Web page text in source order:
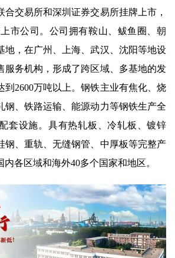
合交易所和深圳证券交易所挂牌上市，
市公司。公司拥有鞍山、鲅鱼圈、朝
地，在广州、上海、武汉、沈阳等地设
服务机构，形成了跨区域、多基地的发
到2600万吨以上。钢铁主业有焦化、烧
钢、铁路运输、能源动力等钢铁生产全
套设施。具有热轧板、冷轧板、镀锌
钢、重轨、无缝钢管、中厚板等完整产
各区域和海外40多个国家和地区。